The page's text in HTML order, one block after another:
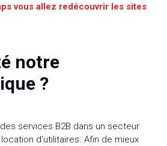
vous allez redécouvrir les sites
notre
?
services B2B dans un secteur
d’utilitaires. Afin de mieux